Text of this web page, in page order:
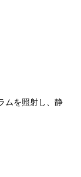
ムを照射し、静